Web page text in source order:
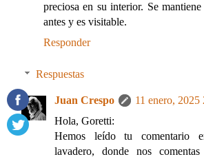
preciosa en su interior. Se
antes y es visitable.
Responder
Respuestas
Juan Crespo
11 enero, 2025
Hola, Goretti:
Hemos leído tu comentario
lavadero, donde nos